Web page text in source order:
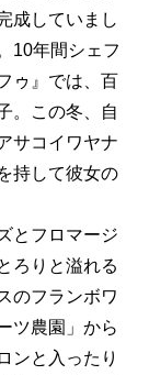
成していまし
10年間シェフ
ゥ』では、百
。この冬、自
サコイワヤナ
持して彼女の
とフロマージ
ろりと溢れる
のフランボワ
ツ農園」から
ンと入ったり